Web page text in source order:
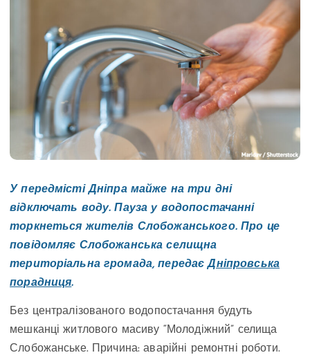
У передмісті Дніпра майже на три дні
відключать воду. Пауза у водопостачанні
торкнеться жителів Слобожанського. Про це
повідомляє Слобожанська селищна
територіальна громада, передаєДніпровська
порадниця.
Без централізованого водопостачання будуть
мешканці житлового масиву “Молодіжний” селища
Слобожанське. Причина: аварійні ремонтні роботи.